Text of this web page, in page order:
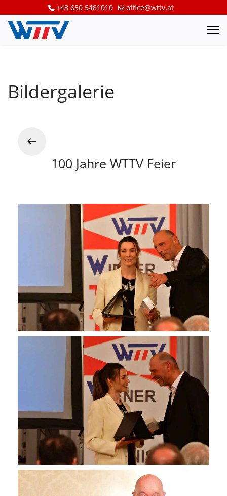
+43 650 5481010 office@wttv.at
Bildergalerie
100 Jahre WTTV Feier